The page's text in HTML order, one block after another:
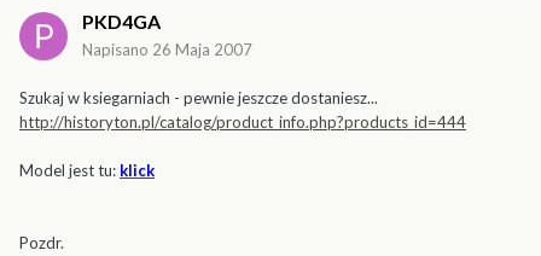
PKD4GA
Napisano 26 Maja 2007
Szukaj w ksiegarniach - pewnie jeszcze dostaniesz...
http://historyton.pl/catalog/product_info.php?products_id=444
Model jest tu: klick
Pozdr.